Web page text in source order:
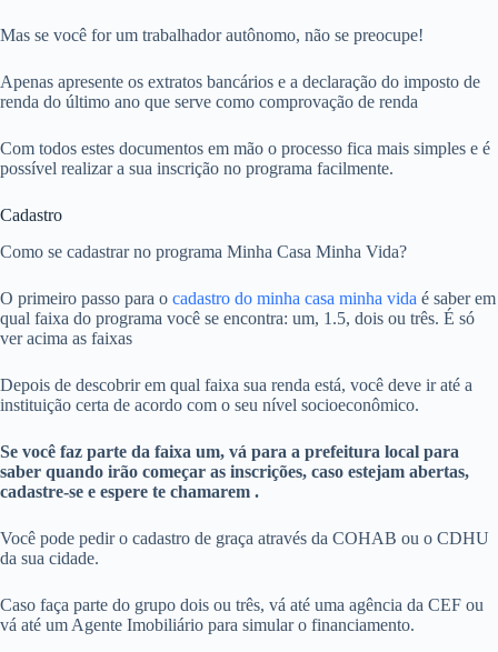
Mas se você for um trabalhador autônomo, não se preocupe!
Apenas apresente os extratos bancários e a declaração do imposto de
renda do último ano que serve como comprovação de renda
Com todos estes documentos em mão o processo fica mais simples e é
possível realizar a sua inscrição no programa facilmente.
Cadastro
Como se cadastrar no programa Minha Casa Minha Vida?
O primeiro passo para o cadastro do minha casa minha vida é saber em
qual faixa do programa você se encontra: um, 1.5, dois ou três. É só
ver acima as faixas
Depois de descobrir em qual faixa sua renda está, você deve ir até a
instituição certa de acordo com o seu nível socioeconômico.
Se você faz parte da faixa um, vá para a prefeitura local para
saber quando irão começar as inscrições, caso estejam abertas,
cadastre-se e espere te chamarem .
Você pode pedir o cadastro de graça através da COHAB ou o CDHU
da sua cidade.
Caso faça parte do grupo dois ou três, vá até uma agência da CEF ou
vá até um Agente Imobiliário para simular o financiamento.